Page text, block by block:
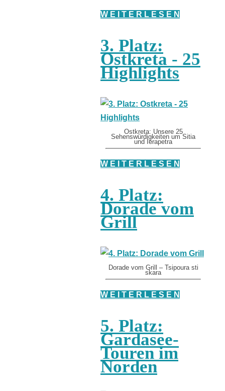
W E I T E R L E S E N
3. Platz:
Ostkreta - 25
Highlights
Ostkreta: Unsere 25
Sehenswürdigkeiten um Sitia
und Ierapetra
W E I T E R L E S E N
4. Platz:
Dorade vom
Grill
Dorade vom Grill – Tsipoura sti
skara
W E I T E R L E S E N
5. Platz:
Gardasee-
Touren im
Norden